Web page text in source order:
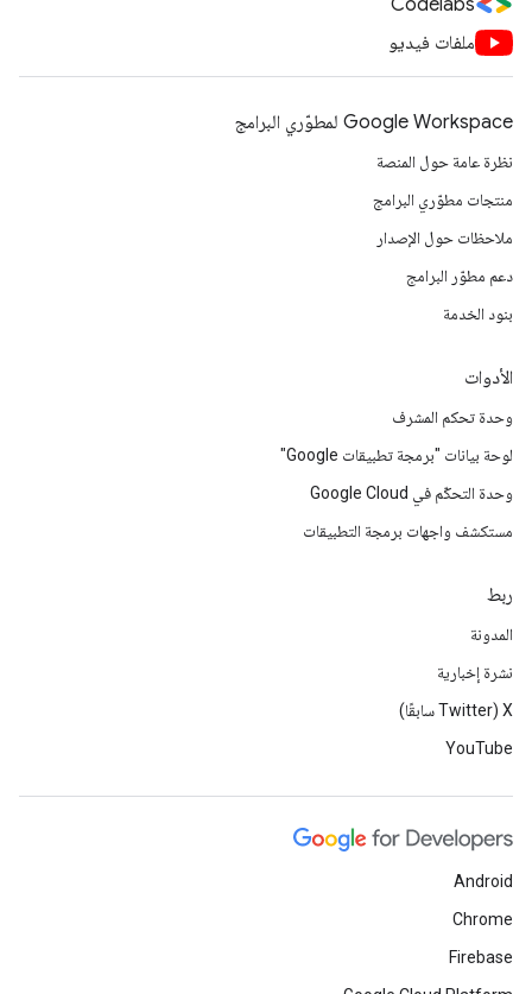
Codelabs
ملفات فيديو
Google Workspace لمطوّري البرامج
نظرة عامة حول المنصة
منتجات مطوّري البرامج
ملاحظات حول الإصدار
دعم مطوّر البرامج
بنود الخدمة
الأدوات
وحدة تحكم المشرف
لوحة بيانات "برمجة تطبيقات Google"
وحدة التحكّم في Google Cloud
مستكشف واجهات برمجة التطبيقات
ربط
المدونة
نشرة إخبارية
‫X ‏(Twitter سابقًا)
YouTube
Android
Chrome
Firebase